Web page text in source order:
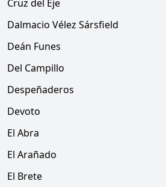
Cruz del Eje
Dalmacio Vélez Sársfield
Deán Funes
Del Campillo
Despeñaderos
Devoto
El Abra
El Arañado
El Brete